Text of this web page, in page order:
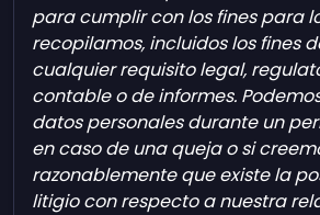
para cumplir con los fines para
recopilamos, incluidos los fines
cualquier requisito legal,
contable o de informes.
datos personales durante un
en caso de una queja o si
razonablemente que existe la
litigio con respecto a nuestra